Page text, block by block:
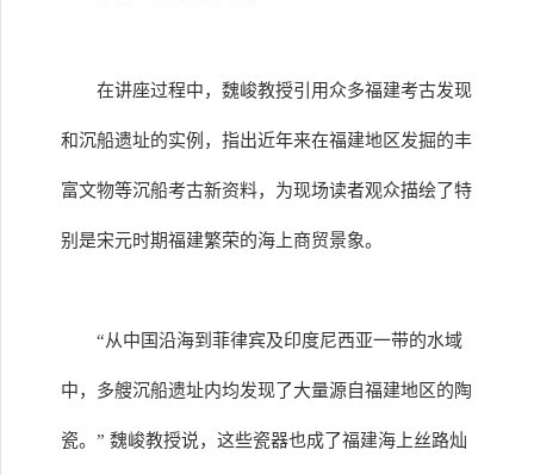
在讲座过程中，魏峻教授引用众多福建考古发现
和沉船遗址的实例，指出近年来在福建地区发掘的丰
富文物等沉船考古新资料，为现场读者观众描绘了特
别是宋元时期福建繁荣的海上商贸景象。
“从中国沿海到菲律宾及印度尼西亚一带的水域
中，多艘沉船遗址内均发现了大量源自福建地区的陶
瓷。” 魏峻教授说，这些瓷器也成了福建海上丝路灿